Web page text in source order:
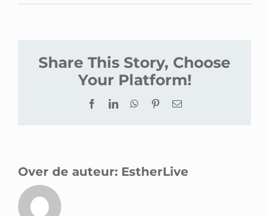
Share This Story, Choose
Your Platform!
FacebookLinkedInWhatsApp
Pinterest
E-
Over de auteur: EstherLive